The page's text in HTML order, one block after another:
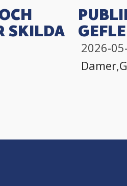
SKILDA
2026-
Damer,